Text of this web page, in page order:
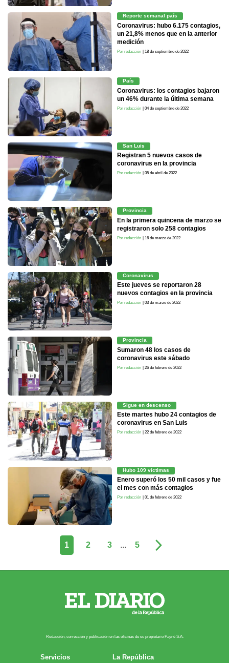
Reporte semanal país
Coronavirus: hubo 6.175 contagios,
un 21,8% menos que en la anterior
medición
Por redacción | 18 de septiembre de 2022
País
Coronavirus: los contagios bajaron
un 46% durante la última semana
Por redacción | 04 de septiembre de 2022
San Luis
Registran 5 nuevos casos de
coronavirus en la provincia
Por redacción | 05 de abril de 2022
Provincia
En la primera quincena de marzo se
registraron solo 258 contagios
Por redacción | 16 de marzo de 2022
Coronavirus
Este jueves se reportaron 28
nuevos contagios en la provincia
Por redacción | 03 de marzo de 2022
Provincia
Sumaron 48 los casos de
coronavirus este sábado
Por redacción | 26 de febrero de 2022
Sigue en descenso
Este martes hubo 24 contagios de
coronavirus en San Luis
Por redacción | 22 de febrero de 2022
Hubo 109 víctimas
Enero superó los 50 mil casos y fue
el mes con más contagios
Por redacción | 01 de febrero de 2022
1 2 3 ... 5
Redacción, corrección y publicación en las oficinas de su propietario Payn​é S.A.
Servicios
La República